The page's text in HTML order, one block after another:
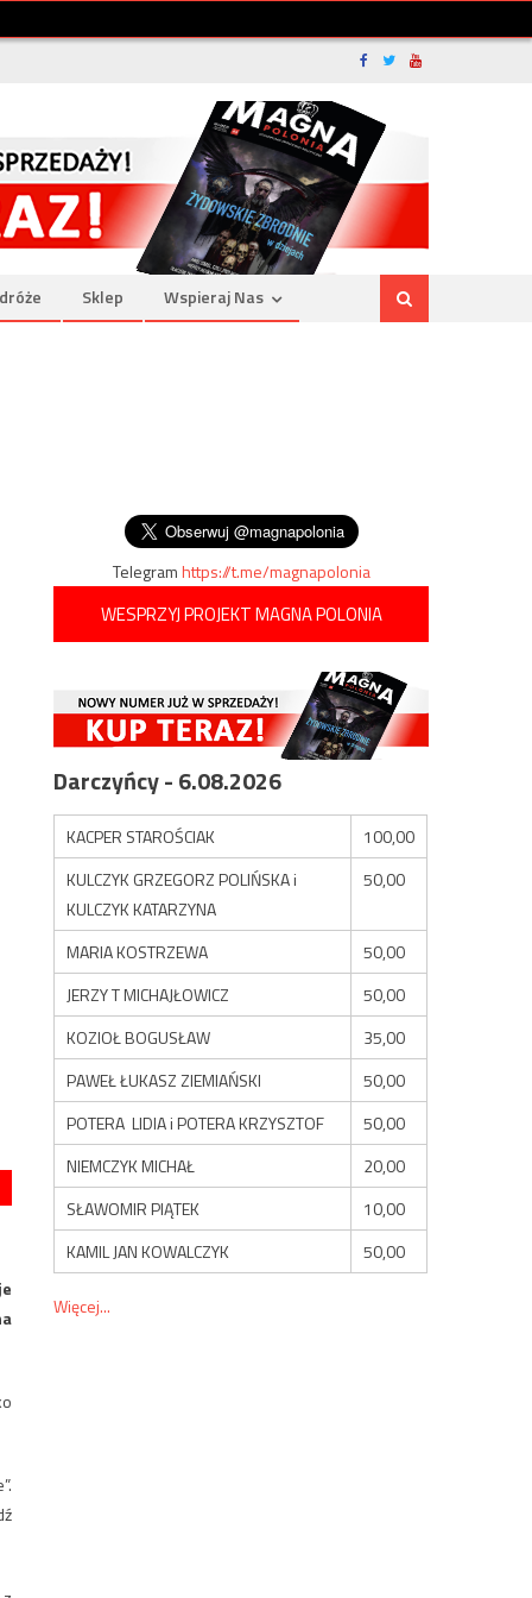
Sklep Wspieraj Nas
Telegramhttps://t.me/magnapolonia
WESPRZYJ PROJEKT MAGNA POLONIA
Darczyńcy - 6.08.2026
KACPER STAROŚCIAK
100,00
KULCZYK GRZEGORZ POLIŃSKA i
KULCZYK KATARZYNA
50,00
MARIA KOSTRZEWA
50,00
JERZY T MICHAJŁOWICZ
50,00
KOZIOŁ BOGUSŁAW
35,00
PAWEŁ ŁUKASZ ZIEMIAŃSKI
50,00
POTERA LIDIA i POTERA KRZYSZTOF
50,00
NIEMCZYK MICHAŁ
20,00
SŁAWOMIR PIĄTEK
10,00
KAMIL JAN KOWALCZYK
50,00
Więcej...